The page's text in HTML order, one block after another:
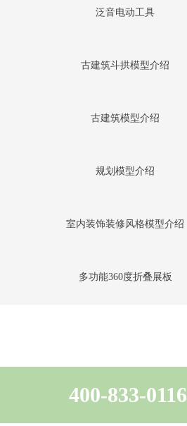
泛音电动工具
古建筑斗拱模型介绍
古建筑模型介绍
规划模型介绍
室内装饰装修风格模型介绍
多功能360度折叠展板
400-833-0116